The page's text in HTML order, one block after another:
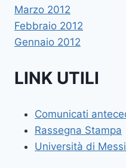
Marzo 2012
Febbraio 2012
Gennaio 2012
LINK UTILI
Comunicati
Rassegna Stampa
Università di